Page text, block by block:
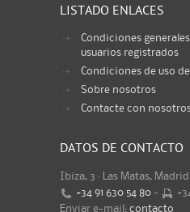
LISTADO ENLACES
Condiciones
usuarios registrados
Condiciones de uso
Sobre nosotros
Contacte con
DATOS DE CONTACTO
Ibiza, 3 · Las Matas,
+34 91 630 54 80 -
Enviar e-mail: contacto